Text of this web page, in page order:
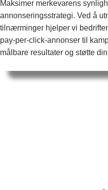
Maksimer merkevarens
annonseringsstrategi. Ved å
tilnærminger hjelper vi
pay-per-click-annonser til
målbare resultater og støtte